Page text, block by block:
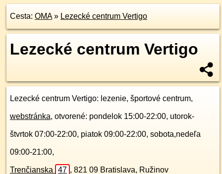
Cesta: OMA» Lezecké centrum Vertigo
Lezecké centrum Vertigo
Lezecké centrum Vertigo: lezenie, športové centrum,
webstránka, otvorené: pondelok 15:00-22:00, utorok-
štvrtok 07:00-22:00, piatok 09:00-22:00, sobota,nedeľa
09:00-21:00,
Trenčianska 47 , 821 09 Bratislava, Ružinov